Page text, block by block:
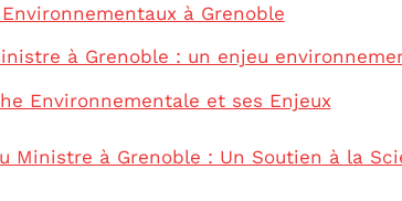
à Grenoble
à Grenoble : un enjeu
Environnementale et ses Enjeux
Ministre à Grenoble : Un Soutien à la